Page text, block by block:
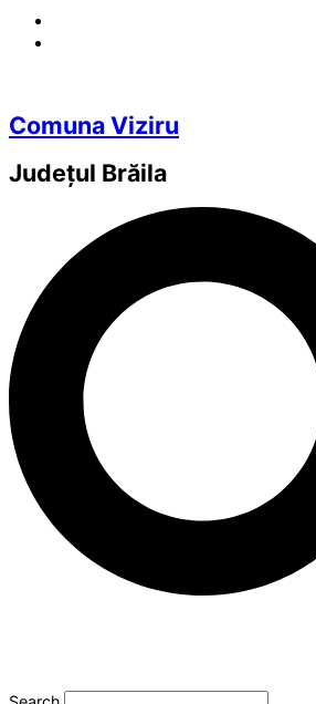
Comuna Viziru
Județul Brăila